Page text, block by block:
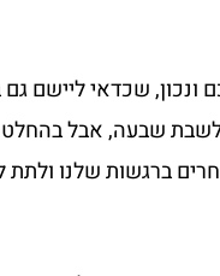
שכדאי ליישם
לשבת שבעה, אבל
ברגשות שלנו ולתת